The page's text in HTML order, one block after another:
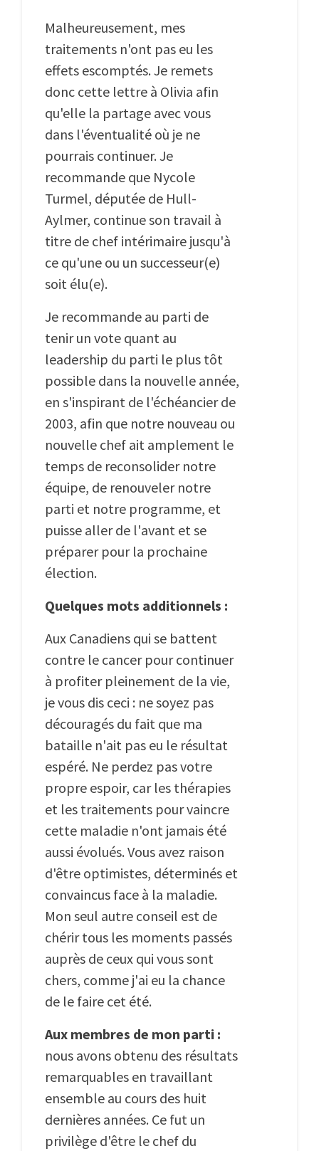
Malheureusement, mes
traitements n'ont pas eu les
effets escomptés. Je remets
donc cette lettre à Olivia afin
qu'elle la partage avec vous
dans l'éventualité où je ne
pourrais continuer. Je
recommande que Nycole
Turmel, députée de Hull-
Aylmer, continue son travail à
titre de chef intérimaire jusqu'à
ce qu'une ou un successeur(e)
soit élu(e).
Je recommande au parti de
tenir un vote quant au
leadership du parti le plus tôt
possible dans la nouvelle année,
en s'inspirant de l'échéancier de
2003, afin que notre nouveau ou
nouvelle chef ait amplement le
temps de reconsolider notre
équipe, de renouveler notre
parti et notre programme, et
puisse aller de l'avant et se
préparer pour la prochaine
élection.
Quelques mots additionnels :
Aux Canadiens qui se battent
contre le cancer pour continuer
à profiter pleinement de la vie,
je vous dis ceci : ne soyez pas
découragés du fait que ma
bataille n'ait pas eu le résultat
espéré. Ne perdez pas votre
propre espoir, car les thérapies
et les traitements pour vaincre
cette maladie n'ont jamais été
aussi évolués. Vous avez raison
d'être optimistes, déterminés et
convaincus face à la maladie.
Mon seul autre conseil est de
chérir tous les moments passés
auprès de ceux qui vous sont
chers, comme j'ai eu la chance
de le faire cet été.
Aux membres de mon parti :
nous avons obtenu des résultats
remarquables en travaillant
ensemble au cours des huit
dernières années. Ce fut un
privilège d'être le chef du